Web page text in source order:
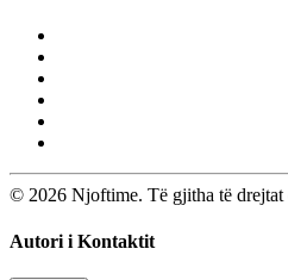
© 2026 Njoftime. Të gjitha të drejtat
Autori i Kontaktit